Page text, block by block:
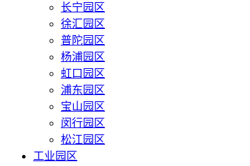
长宁园区
徐汇园区
普陀园区
杨浦园区
虹口园区
浦东园区
宝山园区
闵行园区
松江园区
工业园区